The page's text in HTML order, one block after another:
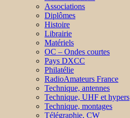
Associations
Diplômes
Histoire
Librairie
Matériels
OC – Ondes courtes
Pays DXCC
Philatélie
RadioAmateurs France
Technique, antennes
Technique, UHF et hypers
Technique, montages
Télégraphie, CW